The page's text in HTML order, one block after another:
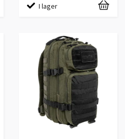
I lager